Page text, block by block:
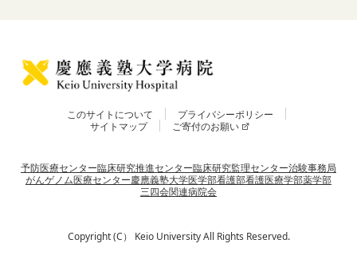
このサイトについて
プライバシーポリシー
サイトマップ
ご寄付のお願い
予防医療センター臨床研究推進センター臨床研究監理センター治験事務局
がんゲノム医療センター慶應義塾大学医学部看護部看護医療学部薬学部
三四会関連病院会
Copyright (C） Keio University All Rights Reserved.